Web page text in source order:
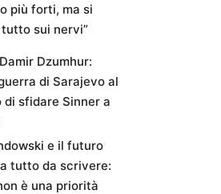
più forti, ma si
sui nervi”
Dzumhur:
di Sarajevo al
di sfidare Sinner a
e il futuro
tutto da scrivere:
è una priorità